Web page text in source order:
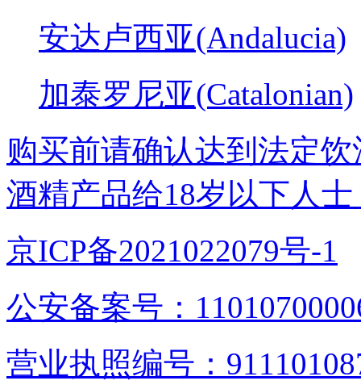
安达卢西亚(Andalucia)
加泰罗尼亚(Catalonian)
购买前请确认达到法定
酒精产品给18岁以下人士
京ICP备2021022079号-1
公安备案号：
营业执照编号：